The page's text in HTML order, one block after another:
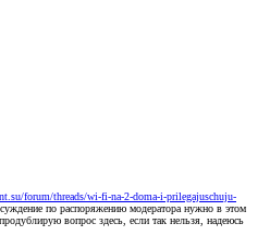
forum/threads/wi-fi-na-2-doma-i-prilegajuschuju-
по распоряжению модератора нужно в этом
вопрос здесь, если так нельзя, надеюсь